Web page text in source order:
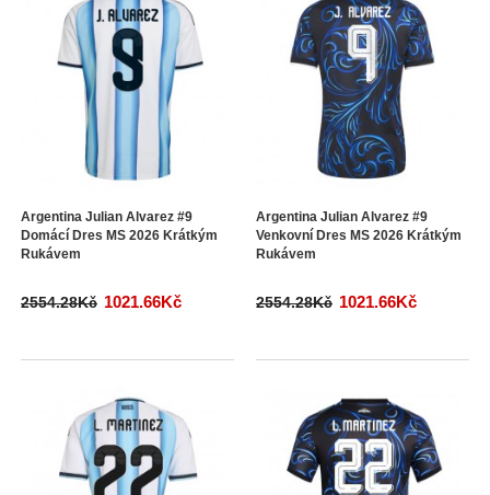
Argentina Julian Alvarez #9
Domácí Dres MS 2026 Krátkým
Rukávem
2554.28Kč 1021.66Kč
Argentina Julian Alvarez #9
Venkovní Dres MS 2026 Krátkým
Rukávem
2554.28Kč 1021.66Kč